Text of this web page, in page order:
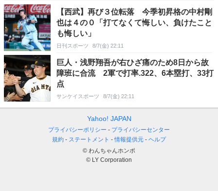
【西武】再び３位転落 今季初昇格の中村剛
也は４の０「打てなくて悔しい、負けたこと
も悔しい」
日刊スポーツ 8/7(金) 22:11
巨人・浅野翔吾が右ひざ痛のため8日から故
障班に合流 2軍で打率.322、6本塁打、33打
点
サンケイスポーツ 8/7(金) 22:11
Yahoo! JAPAN
プライバシーポリシー
プライバシーセンター
規約
ステートメント 情報提供元
ヘルプ
© わんちゃんホンポ
© LY Corporation